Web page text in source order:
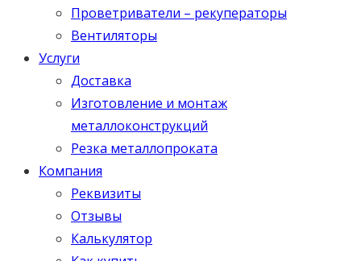
Проветриватели – рекуператоры
Вентиляторы
Услуги
Доставка
Изготовление и монтаж
металлоконструкций
Резка металлопроката
Компания
Реквизиты
Отзывы
Калькулятор